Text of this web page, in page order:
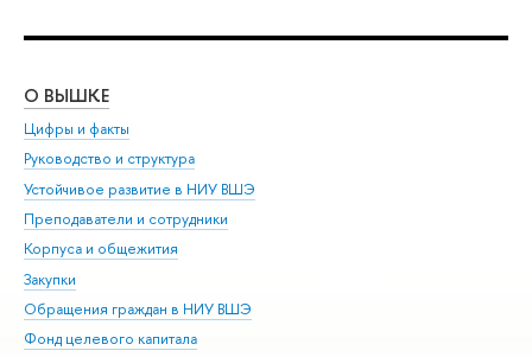
О ВЫШКЕ
Цифры и факты
Руководство и структура
Устойчивое развитие в НИУ ВШЭ
Преподаватели и сотрудники
Корпуса и общежития
Закупки
Обращения граждан в НИУ ВШЭ
Фонд целевого капитала